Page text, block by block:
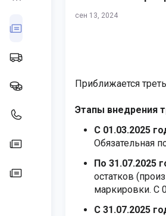
сен 13, 2024
Приближается
Этапы внедрения
С 01.03.2025
Обязательная
По 31.07.2025
остатков
маркировки. С
С 31.07.2025